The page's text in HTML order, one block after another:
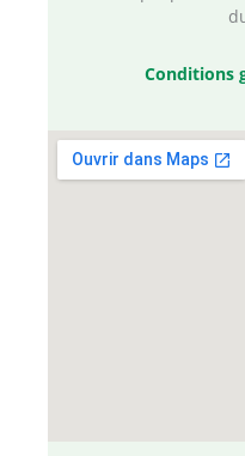
Conditions